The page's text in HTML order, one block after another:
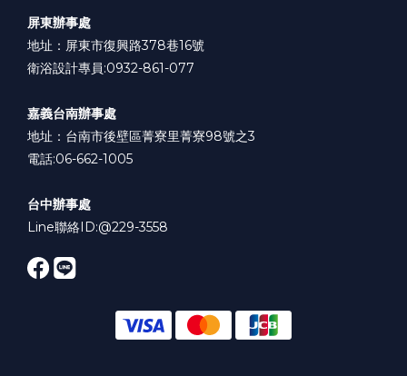
屏東辦事處
地址：屏東市復興路378巷16號
衛浴設計專員:0932-861-077
嘉義台南辦事處
地址：台南市後壁區菁寮里菁寮98號之3
電話:06-662-1005
台中辦事處
Line聯絡ID:@229-3558